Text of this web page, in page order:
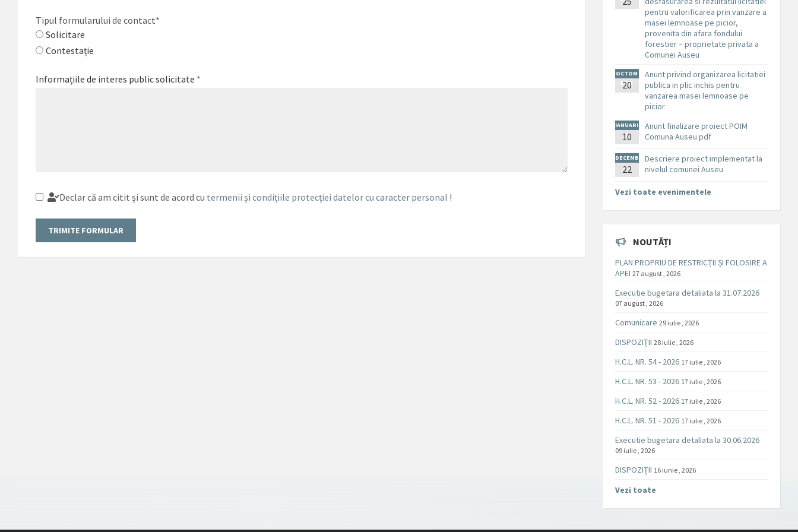
Tipul formularului de contact*
Solicitare
Contestație
Informațiile de interes public solicitate *
Declar că am citit și sunt de acord cu termenii și condițiile protecției datelor cu caracter personal !
TRIMITE FORMULAR
pentru valorificarea prin vanzare a
masei lemnoase pe picior,
provenita din afara fondului
forestier – proprietate privata a
Comunei Auseu
OCTOM
BRIE
20
Anunt privind organizarea licitatiei
publica in plic inchis pentru
vanzarea masei lemnoase pe
picior
IANUARI
E
10
Anunt finalizare proiect POIM
Comuna Auseu.pdf
DECEMB
RIE
22
Descriere proiect implementat la
nivelul comunei Auseu
Vezi toate evenimentele
NOUTĂȚI
PLAN PROPRIU DE RESTRICȚII ȘI FOLOSIRE A
APEI 27 august , 2026
Executie bugetara detaliata la 31.07.2026
07 august , 2026
Comunicare 29 iulie , 2026
DISPOZIȚII 28 iulie , 2026
H.C.L. NR. 54 - 2026 17 iulie , 2026
H.C.L. NR. 53 - 2026 17 iulie , 2026
H.C.L. NR. 52 - 2026 17 iulie , 2026
H.C.L. NR. 51 - 2026 17 iulie , 2026
Executie bugetara detaliata la 30.06.2026
09 iulie , 2026
DISPOZIȚII 16 iunie , 2026
Vezi toate